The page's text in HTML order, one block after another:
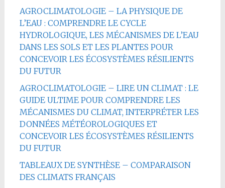
AGROCLIMATOLOGIE – LA PHYSIQUE DE
L’EAU : COMPRENDRE LE CYCLE
HYDROLOGIQUE, LES MÉCANISMES DE L’EAU
DANS LES SOLS ET LES PLANTES POUR
CONCEVOIR LES ÉCOSYSTÈMES RÉSILIENTS
DU FUTUR
AGROCLIMATOLOGIE – LIRE UN CLIMAT : LE
GUIDE ULTIME POUR COMPRENDRE LES
MÉCANISMES DU CLIMAT, INTERPRÉTER LES
DONNÉES MÉTÉOROLOGIQUES ET
CONCEVOIR LES ÉCOSYSTÈMES RÉSILIENTS
DU FUTUR
TABLEAUX DE SYNTHÈSE – COMPARAISON
DES CLIMATS FRANÇAIS